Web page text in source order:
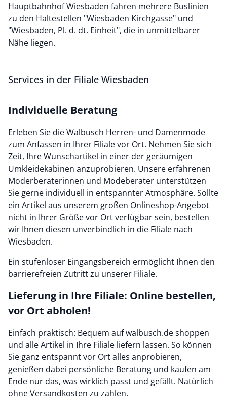
Hauptbahnhof Wiesbaden fahren mehrere Buslinien
zu den Haltestellen "Wiesbaden Kirchgasse" und
"Wiesbaden, Pl. d. dt. Einheit", die in unmittelbarer
Nähe liegen.
Services in der Filiale Wiesbaden
Individuelle Beratung
Erleben Sie die Walbusch Herren- und Damenmode
zum Anfassen in Ihrer Filiale vor Ort. Nehmen Sie sich
Zeit, Ihre Wunschartikel in einer der geräumigen
Umkleidekabinen anzuprobieren. Unsere erfahrenen
Moderberaterinnen und Modeberater unterstützen
Sie gerne individuell in entspannter Atmosphäre. Sollte
ein Artikel aus unserem großen Onlineshop-Angebot
nicht in Ihrer Größe vor Ort verfügbar sein, bestellen
wir Ihnen diesen unverbindlich in die Filiale nach
Wiesbaden.
Ein stufenloser Eingangsbereich ermöglicht Ihnen den
barrierefreien Zutritt zu unserer Filiale.
Lieferung in Ihre Filiale: Online bestellen,
vor Ort abholen!
Einfach praktisch: Bequem auf walbusch.de shoppen
und alle Artikel in Ihre Filiale liefern lassen. So können
Sie ganz entspannt vor Ort alles anprobieren,
genießen dabei persönliche Beratung und kaufen am
Ende nur das, was wirklich passt und gefällt. Natürlich
ohne Versandkosten zu zahlen.